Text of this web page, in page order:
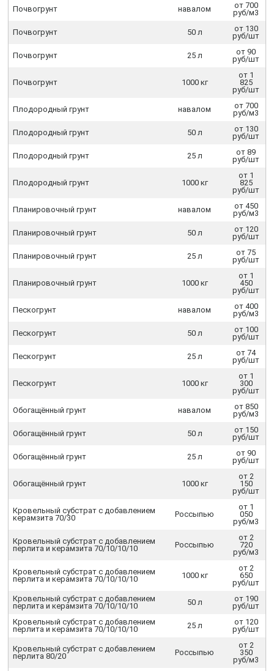
Почвогрунт навалом
от 700
руб/м3
Почвогрунт 50 л
от 130
руб/шт
Почвогрунт 25 л
от 90
руб/шт
Почвогрунт 1000 кг
от 1
825
руб/шт
Плодородный грунт навалом
от 700
руб/м3
Плодородный грунт 50 л
от 130
руб/шт
Плодородный грунт 25 л
от 89
руб/шт
Плодородный грунт 1000 кг
от 1
825
руб/шт
Планировочный грунт навалом
от 450
руб/м3
Планировочный грунт 50 л
от 120
руб/шт
Планировочный грунт 25 л
от 75
руб/шт
Планировочный грунт 1000 кг
от 1
450
руб/шт
Пескогрунт навалом
от 400
руб/м3
Пескогрунт 50 л
от 100
руб/шт
Пескогрунт 25 л
от 74
руб/шт
Пескогрунт 1000 кг
от 1
300
руб/шт
Обогащённый грунт навалом
от 850
руб/м3
Обогащённый грунт 50 л
от 150
руб/шт
Обогащённый грунт 25 л
от 90
руб/шт
Обогащённый грунт 1000 кг
от 2
150
руб/шт
Кровельный субстрат с добавлением
керамзита 70/30
Россыпью
от 1
050
руб/м3
Кровельный субстрат с добавлением
перлита и керамзита 70/10/10/10
Россыпью
от 2
720
руб/м3
Кровельный субстрат с добавлением
перлита и керамзита 70/10/10/10
1000 кг
от 2
650
руб/шт
Кровельный субстрат с добавлением
перлита и керамзита 70/10/10/10
50 л
от 190
руб/шт
Кровельный субстрат с добавлением
перлита и керамзита 70/10/10/10
25 л
от 120
руб/шт
Кровельный субстрат с добавлением
перлита 80/20
Россыпью
от 2
350
руб/м3